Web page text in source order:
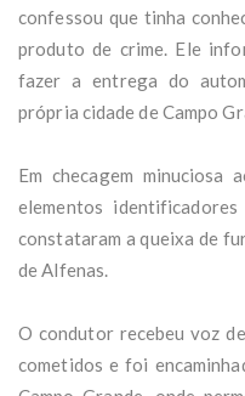
confessou que tinha
produto de crime. Ele
fazer a entrega do
própria cidade de Campo
Em checagem minuciosa
elementos
constataram a queixa de
de Alfenas.
O condutor recebeu voz
cometidos e foi